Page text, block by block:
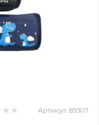
Артикул: 89307